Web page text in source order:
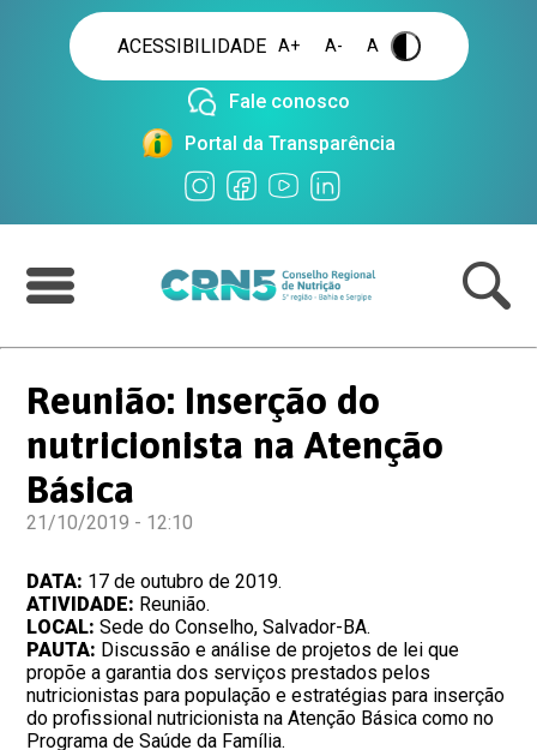
ACESSIBILIDADE A+ A- A .
Fale conosco
Portal da Transparência
Reunião: Inserção do
nutricionista na Atenção
Básica
21/10/2019 - 12:10
DATA: 17 de outubro de 2019.
ATIVIDADE: Reunião.
LOCAL: Sede do Conselho, Salvador-BA.
PAUTA: Discussão e análise de projetos de lei que
propõe a garantia dos serviços prestados pelos
nutricionistas para população e estratégias para inserção
do profissional nutricionista na Atenção Básica como no
Programa de Saúde da Família.